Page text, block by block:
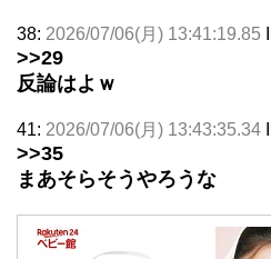
38: 2026/07/06(月) 13:41:19.85
>>29
反論はよｗ
41: 2026/07/06(月) 13:43:35.34
>>35
まあそらそうやろうな